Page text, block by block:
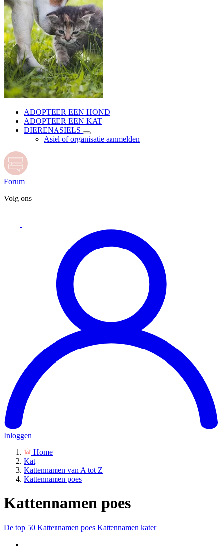
ADOPTEER EEN HOND
ADOPTEER EEN KAT
DIERENASIELS
Asiel of organisatie aanmelden
Forum
Volg ons
Inloggen
Home
Kat
Kattennamen van A tot Z
Kattennamen poes
Kattennamen poes
De top 50 Kattennamen poes Kattennamen kater